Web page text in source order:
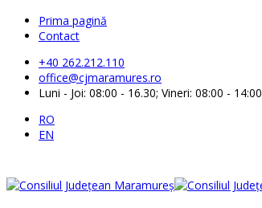
Prima pagină
Contact
+40 262.212.110
office@cjmaramures.ro
Luni - Joi: 08:00 - 16.30; Vineri: 08:00 - 14:00
RO
EN